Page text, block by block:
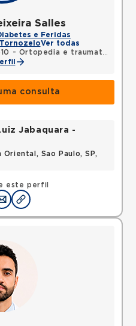
Salles
e Feridas
Ver todas
- Ortopedia e traumatologia
consulta
este perfil
Jabaquara -
Oriental, Sao Paulo, SP,